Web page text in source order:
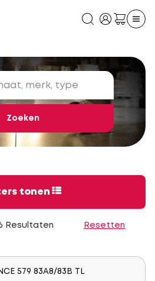
Zoeken
tonen
Resultaten Resetten
579 83A8/83B TL